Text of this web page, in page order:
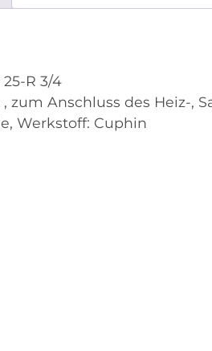
R 3/4
Anschluss des Heiz-,
Werkstoff: Cuphin